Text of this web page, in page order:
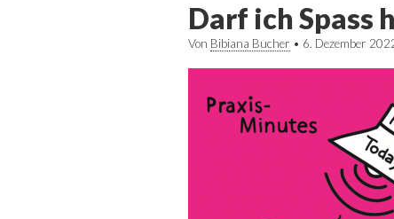
Darf ich Spass
Von Bibiana Bucher • 6. Dezember